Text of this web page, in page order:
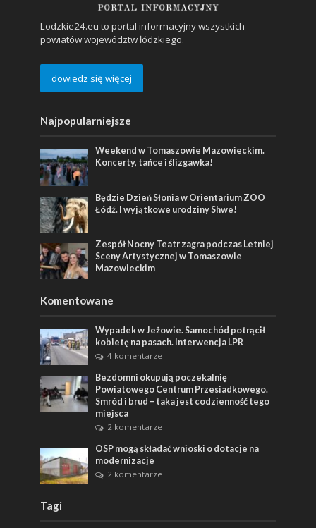
Lodzkie24.eu to portal informacyjny wszystkich
powiatów województw łódzkiego.
dowiedz się więcej
Najpopularniejsze
Weekend w Tomaszowie Mazowieckim.
Koncerty, tańce i ślizgawka!
Będzie Dzień Słonia w Orientarium ZOO
Łódź. I wyjątkowe urodziny Shwe!
Zespół Nocny Teatr zagra podczas Letniej
Sceny Artystycznej w Tomaszowie
Mazowieckim
Komentowane
Wypadek w Jeżowie. Samochód potrącił
kobietę na pasach. Interwencja LPR
4 komentarze
Bezdomni okupują poczekalnię
Powiatowego Centrum Przesiadkowego.
Smród i brud – taka jest codzienność tego
miejsca
2 komentarze
OSP mogą składać wnioski o dotacje na
modernizacje
2 komentarze
Tagi